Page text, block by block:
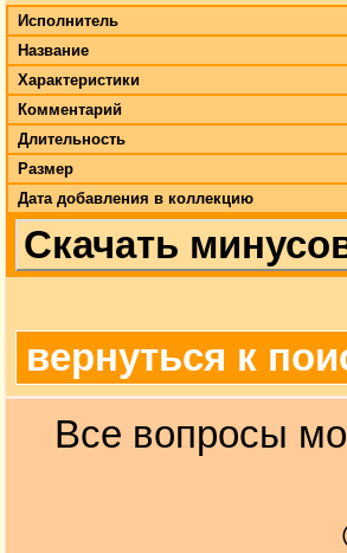
Исполнитель
Название
Характеристики
Комментарий
Длительность
Размер
Дата добавления в коллекцию
Скачать
вернуться к
Все вопросы